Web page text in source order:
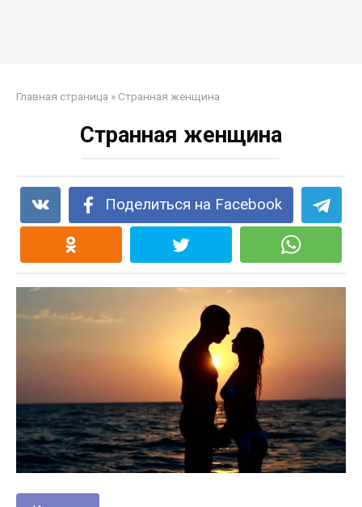
Главная страница » Странная женщина
Странная женщина
Поделиться на Facebook